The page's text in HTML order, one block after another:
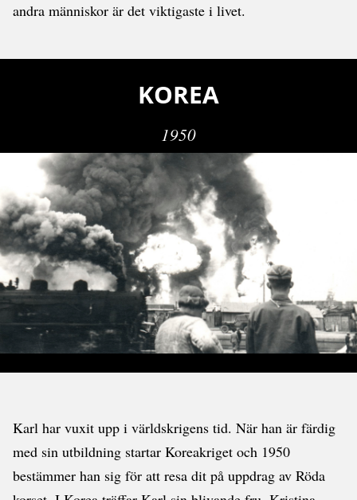
andra människor är det viktigaste i livet.
KOREA
1950
Karl har vuxit upp i världskrigens tid. När han är färdig
med sin utbildning startar Koreakriget och 1950
bestämmer han sig för att resa dit på uppdrag av Röda